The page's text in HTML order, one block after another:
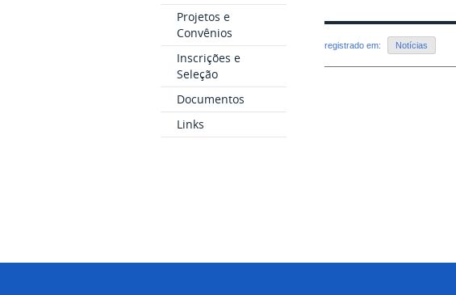
Projetos e
Convênios
Inscrições e
Seleção
Documentos
Links
registrado em: Notícias